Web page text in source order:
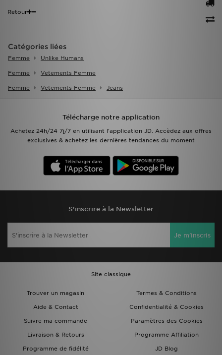
Retour
Catégories liées
Femme Unlike Humans
Femme Vetements Femme
Femme Vetements Femme Jeans
Télécharge notre application
Achetez 24h/24 7j/7 en utilisant l'application JD. Accèdez aux offres
exclusives & achetez les dernières tendances du moment
S'inscrire à la Newsletter
Je m'inscris
Site classique
Trouver un magasin
Termes & Conditions
Aide & Contact
Confidentialité & Cookies
Suivre ma commande
Paramètres des Cookies
Livraison & Retours
Programme Affiliation
Programme de fidélité
JD Blog